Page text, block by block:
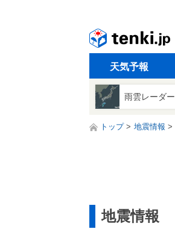
天気予報
雨雲レーダー
トップ 地震情報
地震情報